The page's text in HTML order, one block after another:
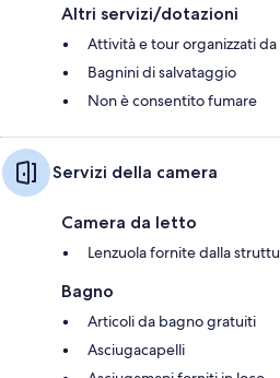
Altri servizi/dotazioni
Attività e tour organizzati da
Bagnini di salvataggio
Non è consentito fumare
Servizi della camera
Camera da letto
Lenzuola fornite dalla
Bagno
Articoli da bagno gratuiti
Asciugacapelli